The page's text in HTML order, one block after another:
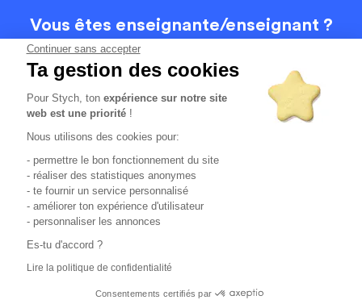
Continuer sans accepter
Ta gestion des cookies
Pour Stych, tonexpérience sur notre site
web est une priorité !
Nous utilisons des cookies pour:
- permettre le bon fonctionnement du site
- réaliser des statistiques anonymes
- te fournir un service personnalisé
- améliorer ton expérience d'utilisateur
- personnaliser les annonces
Es-tu d'accord ?
Lire la politique de confidentialité
Consentements certifiés par
Vous êtes enseignante/enseignant ?
On recrute
Code de la route
Localisation
Contact
Tous les avis clients4.6/5 (51136 avis publiés)
Comment sont calculés nos taux de réussite ?
passé leur examen une ou deux fois au cours des 12 derniers